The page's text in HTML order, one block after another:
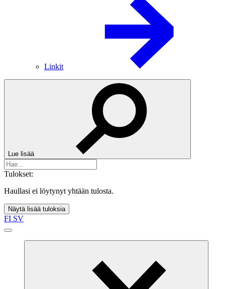
Linkit
Lue lisää
Tulokset:
Haullasi ei löytynyt yhtään tulosta.
Näytä lisää tuloksia
FI SV